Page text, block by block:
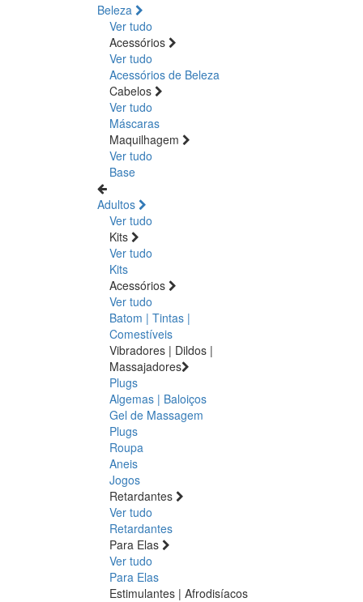
Beleza
Ver tudo
Acessórios
Ver tudo
Acessórios de Beleza
Cabelos
Ver tudo
Máscaras
Maquilhagem
Ver tudo
Base
Adultos
Ver tudo
Kits
Ver tudo
Kits
Acessórios
Ver tudo
Batom | Tintas |
Comestíveis
Vibradores | Dildos |
Massajadores
Plugs
Algemas | Baloiços
Gel de Massagem
Plugs
Roupa
Aneis
Jogos
Retardantes
Ver tudo
Retardantes
Para Elas
Ver tudo
Para Elas
Estimulantes | Afrodisíacos